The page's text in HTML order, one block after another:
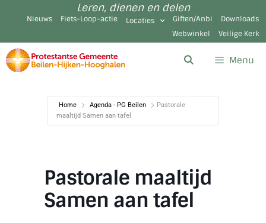
Leren, dienen en delen
Nieuws Fiets-Loop-actie Locaties Giften/Anbi
Downloads
Webwinkel
Veilige Kerk
Menu
Home Agenda - PG Beilen
Pastorale
maaltijd Samen aan tafel
Pastorale maaltijd
Samen aan tafel